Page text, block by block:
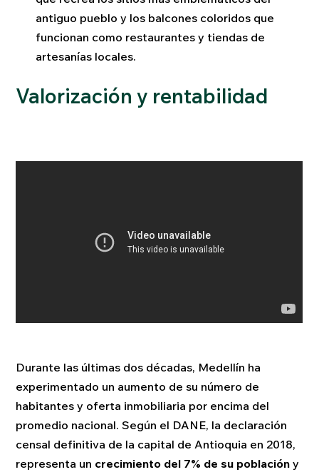
antiguo pueblo y los balcones coloridos que
funcionan como restaurantes y tiendas de
artesanías locales.
Valorización y rentabilidad
Durante las últimas dos décadas, Medellín ha
experimentado un aumento de su número de
habitantes y oferta inmobiliaria por encima del
promedio nacional. Según el DANE, la declaración
censal definitiva de la capital de Antioquia en 2018,
representa un crecimiento del 7% de su población y